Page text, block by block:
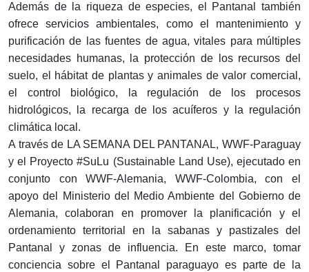
Además de la riqueza de especies, el Pantanal también
ofrece servicios ambientales, como el mantenimiento y
purificación de las fuentes de agua, vitales para múltiples
necesidades humanas, la protección de los recursos del
suelo, el hábitat de plantas y animales de valor comercial,
el control biológico, la regulación de los procesos
hidrológicos, la recarga de los acuíferos y la regulación
climática local.
A través de LA SEMANA DEL PANTANAL, WWF-Paraguay
y el Proyecto #SuLu (Sustainable Land Use), ejecutado en
conjunto con WWF-Alemania, WWF-Colombia, con el
apoyo del Ministerio del Medio Ambiente del Gobierno de
Alemania, colaboran en promover la planificación y el
ordenamiento territorial en la sabanas y pastizales del
Pantanal y zonas de influencia. En este marco, tomar
conciencia sobre el Pantanal paraguayo es parte de la